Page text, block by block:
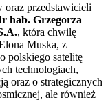
oraz przedstawicieli
hab. Grzegorza
, która chwilę
Muska, z
polskiego satelitę
technologiach,
oraz o strategicznych
ale również